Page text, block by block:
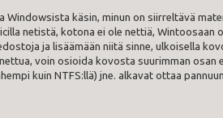
käsin, minun on siirreltävä
netistä, kotona ei ole nettiä, Wintoosaan
ja lisäämään niitä sinne, ulkoisella
voin osioida kovosta suurimman osan
kuin NTFS:llä) jne. alkavat ottaa